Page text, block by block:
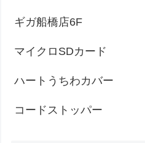
ギガ船橋店6F
マイクロSDカード
ハートうちわカバー
コードストッパー